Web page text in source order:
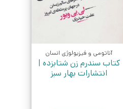
آناتومی و فیزیولوژی انسان
کتاب سندرم زن شتابزده |
انتشارات بهار سبز